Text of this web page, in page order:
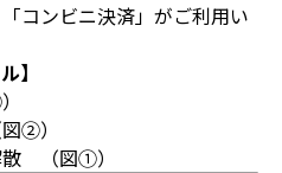
コンビニ決済」がご利用い
】
②）
（図①）